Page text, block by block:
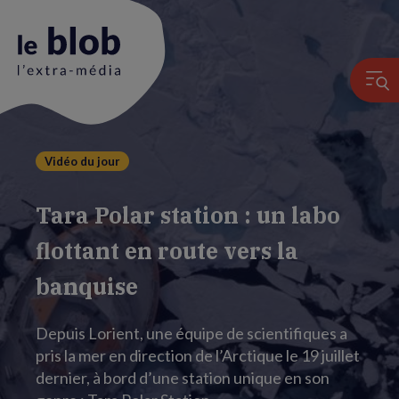
AnimationVidéo du jour
Tara Polar station : un labo
flottant en route vers la
banquise
Depuis Lorient, une équipe de scientifiques a
pris la mer en direction de l’Arctique le 19 juillet
dernier, à bord d’une station unique en son